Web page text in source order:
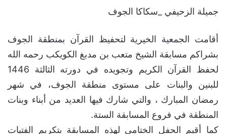
جميلة الزحيفي _سكاكا الجوف
أقامت الجمعية الخيرية لتحفيظ القرآن بمنطقة الجوف
بشراكم مسابقة الشيخ متعب بن مدبغ الكويكب رحمه الله
لحفظ القرآن الكريم وتجويده في دورته الثالثة 1446
للبنين والبنات على مستوى منطقة الجوف، في شهر
رمضان المبارك ، والتي شارك فيها العديد من أبناء وبنات
المنطقة في فروع المسابقة الستة.
كما أقيم الحفل الختامي لهذه المسابقة بتكريم الفتيات